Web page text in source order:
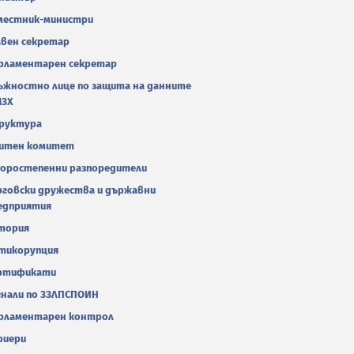
министри
секретар
секретар
лице по защита на данните
комитет
разпоредители
дружества и държавни
по ЗЗЛПСПОИН
контрол